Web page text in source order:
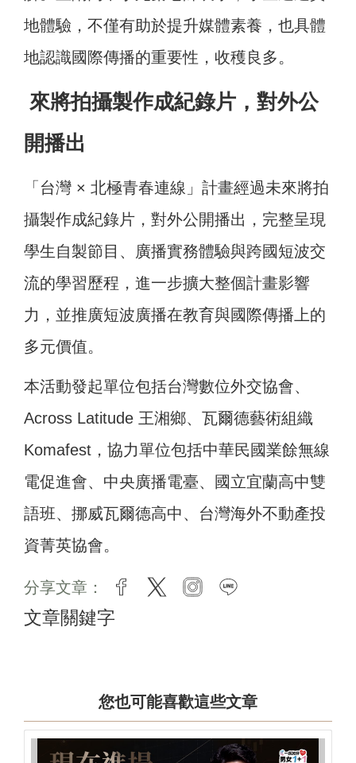
地體驗，不僅有助於提升媒體素養，也具體
地認識國際傳播的重要性，收穫良多。
來將拍攝製作成紀錄片，對外公
開播出
「台灣 × 北極青春連線」計畫經過未來將拍
攝製作成紀錄片，對外公開播出，完整呈現
學生自製節目、廣播實務體驗與跨國短波交
流的學習歷程，進一步擴大整個計畫影響
力，並推廣短波廣播在教育與國際傳播上的
多元價值。
本活動發起單位包括台灣數位外交協會、
Across Latitude 王湘鄉、瓦爾德藝術組織
Komafest，協力單位包括中華民國業餘無線
電促進會、中央廣播電臺、國立宜蘭高中雙
語班、挪威瓦爾德高中、台灣海外不動產投
資菁英協會。
分享文章： facebook
twitter instagram
文章關鍵字
您也可能喜歡這些文章